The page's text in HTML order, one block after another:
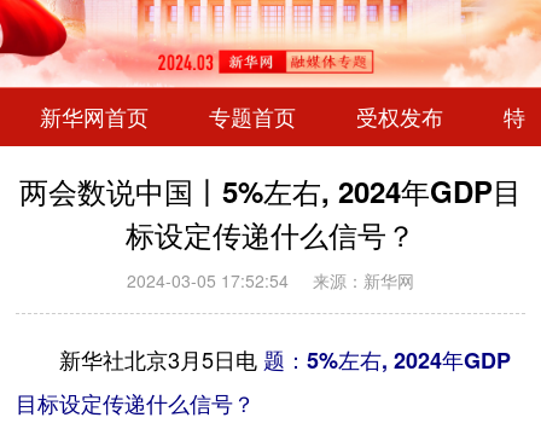
新华网首页 专题首页 受权发布 特
两会数说中国丨5%左右, 2024年GDP目
标设定传递什么信号？
2024-03-05 17:52:54 来源：新华网
新华社北京3月5日电 题：5%左右, 2024年GDP
目标设定传递什么信号？